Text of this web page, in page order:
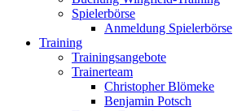
Spielerbörse
Anmeldung Spielerbörse
Training
Trainingsangebote
Trainerteam
Christopher Blömeke
Benjamin Potsch